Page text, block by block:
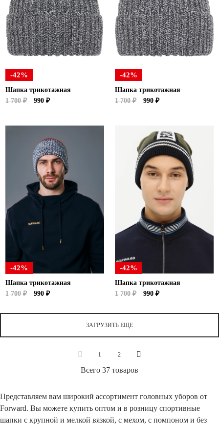
-42%
Шапка трикотажная
1 700 ₽
990 ₽
-42%
Шапка трикотажная
1 700 ₽
990 ₽
-42%
Шапка трикотажная
1 700 ₽
990 ₽
-42%
Шапка трикотажная
1 700 ₽
990 ₽
ЗАГРУЗИТЬ ЕЩЕ
1 2
Всего 37 товаров
Представляем вам широкий ассортимент головных уборов от
Forward. Вы можете купить оптом и в розницу спортивные
шапки с крупной и мелкой вязкой, с мехом, с помпоном и без